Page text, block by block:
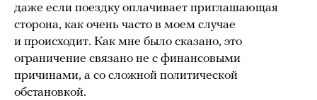
даже если поездку оплачивает приглашающая
сторона, как очень часто в моем случае
и происходит. Как мне было сказано, это
ограничение связано не с финансовыми
причинами, а со сложной политической
обстановкой.